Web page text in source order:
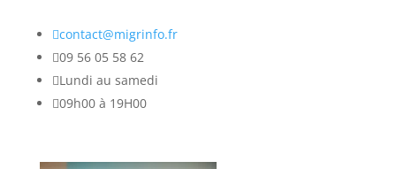
contact@migrinfo.fr
09 56 05 58 62
Lundi au samedi
09h00 à 19H00